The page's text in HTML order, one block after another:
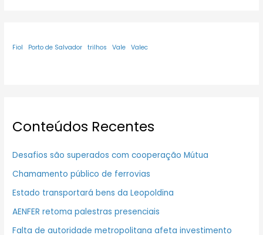
Fiol Porto de Salvador trilhos Vale Valec
Conteúdos Recentes
Desafios são superados com cooperação Mútua
Chamamento público de ferrovias
Estado transportará bens da Leopoldina
AENFER retoma palestras presenciais
Falta de autoridade metropolitana afeta investimento